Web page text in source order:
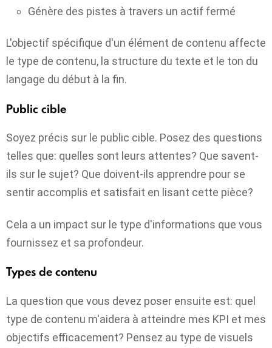
Génère des pistes à travers un actif fermé
L'objectif spécifique d'un élément de contenu affecte
le type de contenu, la structure du texte et le ton du
langage du début à la fin.
Public cible
Soyez précis sur le public cible. Posez des questions
telles que: quelles sont leurs attentes? Que savent-
ils sur le sujet? Que doivent-ils apprendre pour se
sentir accomplis et satisfait en lisant cette pièce?
Cela a un impact sur le type d'informations que vous
fournissez et sa profondeur.
Types de contenu
La question que vous devez poser ensuite est: quel
type de contenu m'aidera à atteindre mes KPI et mes
objectifs efficacement? Pensez au type de visuels